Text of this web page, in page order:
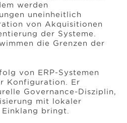
werden
uneinheitlich
von Akquisitionen
der Systeme.
die Grenzen der
von ERP-Systemen
Konfiguration. Er
Governance-Disziplin,
mit lokaler
bringt.